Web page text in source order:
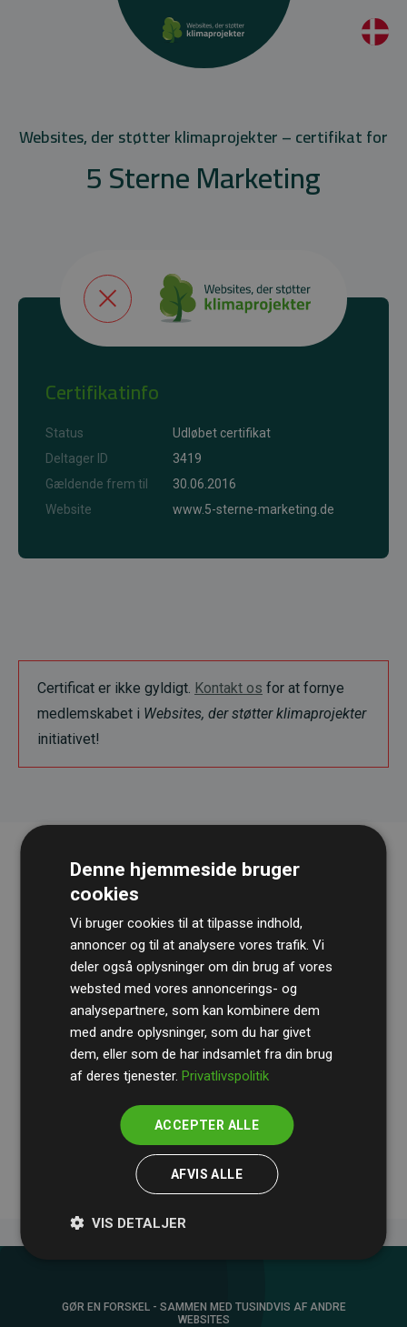
Websites, der støtter klimaprojekter – certifikat for
5 Sterne Marketing
Certifikatinfo
Status
Udløbet certifikat
Deltager ID
3419
Gældende frem til
30.06.2016
Website
www.5-sterne-marketing.de
Certificat er ikke gyldigt. Kontakt os for at fornye
medlemskabet i Websites, der støtter klimaprojekter
initiativet!
RevisionshusetBDOgennemgår løbende vores
beregninger og metode for at sikre gennemsigtighed
og pålidelighed.
Deres revision dokumenterer, at vores investeringer i
medlemmernes websites estimerede CO₂-
GØR EN FORSKEL - SAMMEN MED TUSINDVIS AF ANDRE
WEBSITES
Denne hjemmeside bruger
cookies
Vi bruger cookies til at tilpasse indhold,
annoncer og til at analysere vores trafik. Vi
deler også oplysninger om din brug af vores
websted med vores annoncerings- og
analysepartnere, som kan kombinere dem
med andre oplysninger, som du har givet
dem, eller som de har indsamlet fra din brug
af deres tjenester.Privatlivspolitik
ACCEPTER ALLE
AFVIS ALLE
VIS DETALJER